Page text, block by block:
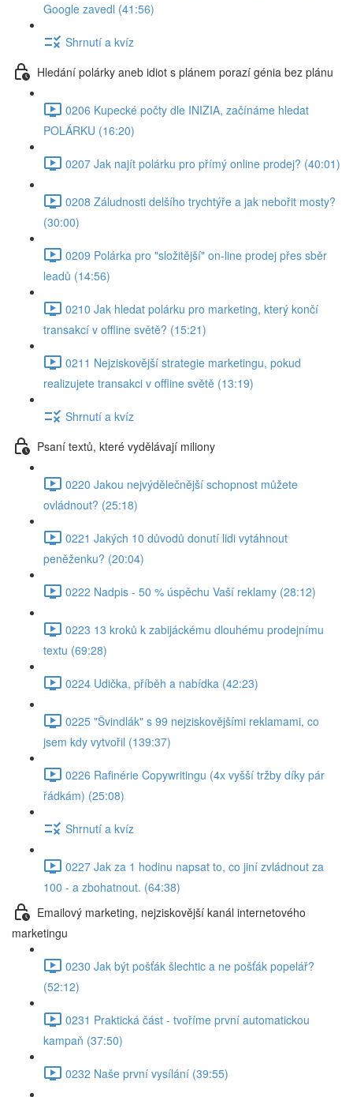
Google zavedl (41:56)
Shrnutí a kvíz
Hledání polárky aneb idiot s plánem porazí génia bez plánu
0206 Kupecké počty dle INIZIA, začínáme hledat
POLÁRKU (16:20)
0207 Jak najít polárku pro přímý online prodej? (40:01)
0208 Záludnosti delšího trychtýře a jak nebořit mosty?
(30:00)
0209 Polárka pro "složitější" on-line prodej přes sběr
leadů (14:56)
0210 Jak hledat polárku pro marketing, který končí
transakcí v offline světě? (15:21)
0211 Nejziskovější strategie marketingu, pokud
realizujete transakci v offline světě (13:19)
Shrnutí a kvíz
Psaní textů, které vydělávají miliony
0220 Jakou nejvýdělečnější schopnost můžete
ovládnout? (25:18)
0221 Jakých 10 důvodů donutí lidi vytáhnout
peněženku? (20:04)
0222 Nadpis - 50 % úspěchu Vaší reklamy (28:12)
0223 13 kroků k zabijáckému dlouhému prodejnímu
textu (69:28)
0224 Udička, příběh a nabídka (42:23)
0225 "Švindlák" s 99 nejziskovějšími reklamami, co
jsem kdy vytvořil (139:37)
0226 Rafinérie Copywritingu (4x vyšší tržby díky pár
řádkám) (25:08)
Shrnutí a kvíz
0227 Jak za 1 hodinu napsat to, co jiní zvládnout za
100 - a zbohatnout. (64:38)
Emailový marketing, nejziskovější kanál internetového
marketingu
0230 Jak být pošťák šlechtic a ne pošťák popelář?
(52:12)
0231 Praktická část - tvoříme první automatickou
kampaň (37:50)
0232 Naše první vysílání (39:55)